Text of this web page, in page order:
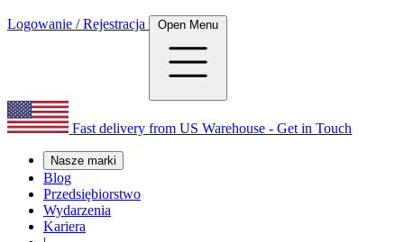
Logowanie / Rejestracja Open Menu
Fast delivery from US Warehouse - Get in Touch
Nasze marki
Blog
Przedsiębiorstwo
Wydarzenia
Kariera